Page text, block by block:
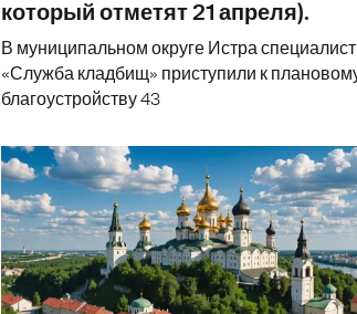
который отметят 21 апреля).
В муниципальном округе Истра
«Служба кладбищ» приступили к
благоустройству 43